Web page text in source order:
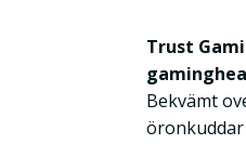
Trust
Bekvämt
öronkuddar